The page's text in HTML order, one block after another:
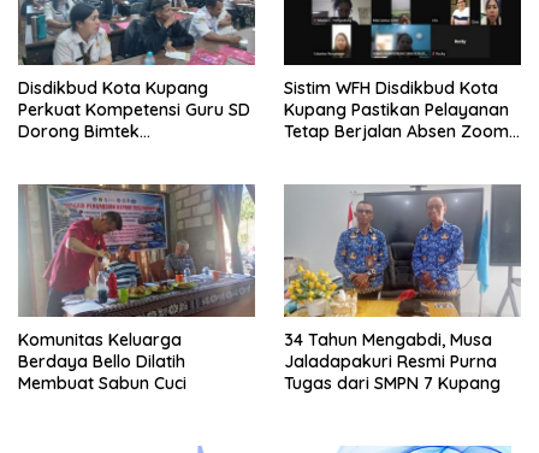
Disdikbud Kota Kupang
Perkuat Kompetensi Guru SD
Dorong Bimtek
Sistim WFH Disdikbud Kota
Kupang Pastikan Pelayanan
Tetap Berjalan Absen Zoom
Komunitas Keluarga
Berdaya Bello Dilatih
Membuat Sabun Cuci
34 Tahun Mengabdi, Musa
Jaladapakuri Resmi Purna
Tugas dari SMPN 7 Kupang